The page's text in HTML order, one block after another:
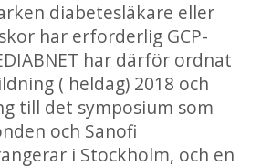
diabetesläkare eller
har erforderlig GCP-
har därför ordnat
( heldag) 2018 och
till det symposium som
och Sanofi
i Stockholm, och en